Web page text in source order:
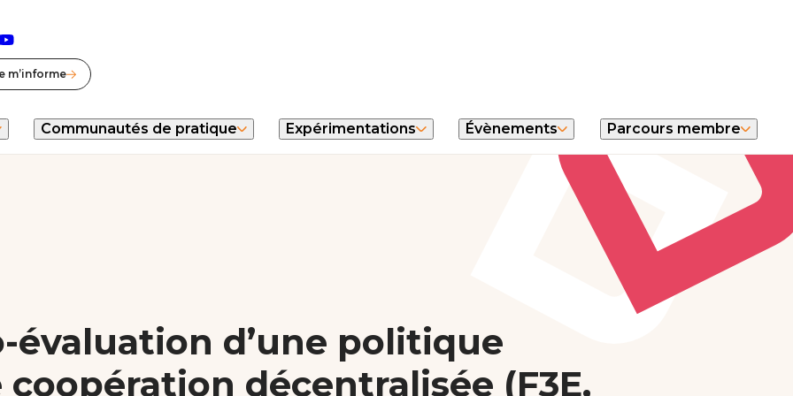
fenêtre)fenêtre)
(nouvelle fenêtre)
(nouvelle fenêtre)
(nouvelle fenêtre)
m’informe
Communautés de pratique Expérimentations Évènements Parcours membre
évaluation d’une politique
décentralisée (F3E,